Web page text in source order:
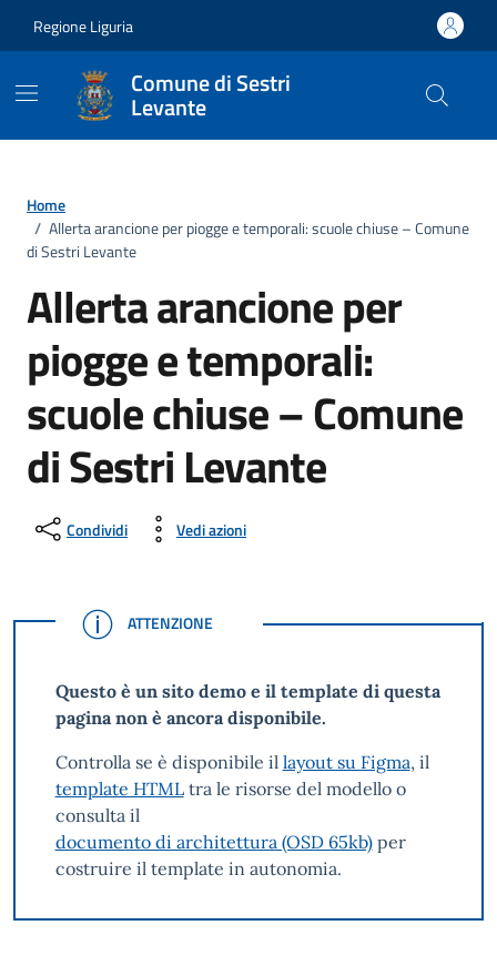
Regione Liguria
Comune di Sestri
Levante
Home
/ Allerta arancione per piogge e temporali: scuole chiuse – Comune
di Sestri Levante
Allerta arancione per
piogge e temporali:
scuole chiuse – Comune
di Sestri Levante
Condividi Vedi azioni
ATTENZIONE
ATTENZIONE
Questo è un sito demo e il template di questa
pagina non è ancora disponibile.
Controlla se è disponibile il layout su Figma, il
template HTMLtra le risorse del modello o
consulta il
documento di architettura (OSD 65kb)per
costruire il template in autonomia.